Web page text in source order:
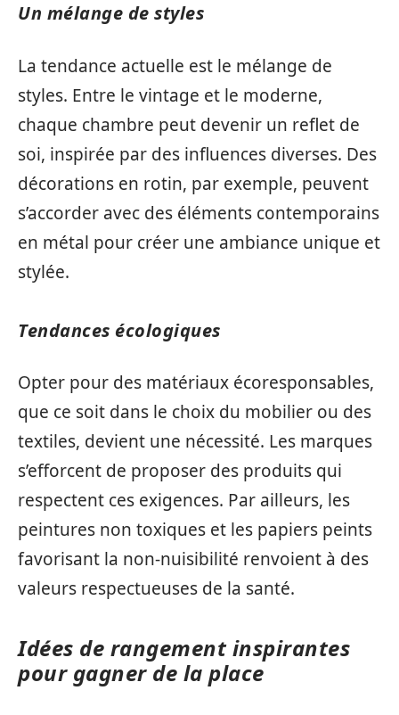
Un mélange de styles
La tendance actuelle est le mélange de
styles. Entre le vintage et le moderne,
chaque chambre peut devenir un reflet de
soi, inspirée par des influences diverses. Des
décorations en rotin, par exemple, peuvent
s’accorder avec des éléments contemporains
en métal pour créer une ambiance unique et
stylée.
Tendances écologiques
Opter pour des matériaux écoresponsables,
que ce soit dans le choix du mobilier ou des
textiles, devient une nécessité. Les marques
s’efforcent de proposer des produits qui
respectent ces exigences. Par ailleurs, les
peintures non toxiques et les papiers peints
favorisant la non-nuisibilité renvoient à des
valeurs respectueuses de la santé.
Idées de rangement inspirantes
pour gagner de la place